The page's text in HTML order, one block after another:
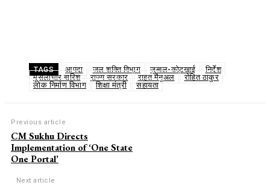
TAGS आपदा जल शक्ति विभाग जुब्बल-कोटखाई
निर्देश
मूसलाधार बारिश
राज्य सरकार राहत मैनुअल
रोहित ठाकुर
लोक निर्माण विभाग
शिक्षा मंत्री सहायता
Previous article
CM Sukhu Directs
Implementation of ‘One State
One Portal’
Next article